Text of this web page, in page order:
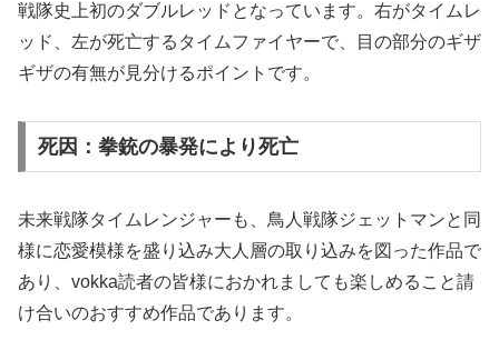
戦隊史上初のダブルレッドとなっています。右がタイムレ
ッド、左が死亡するタイムファイヤーで、目の部分のギザ
ギザの有無が見分けるポイントです。
死因：拳銃の暴発により死亡
未来戦隊タイムレンジャーも、鳥人戦隊ジェットマンと同
様に恋愛模様を盛り込み大人層の取り込みを図った作品で
あり、vokka読者の皆様におかれましても楽しめること請
け合いのおすすめ作品であります。